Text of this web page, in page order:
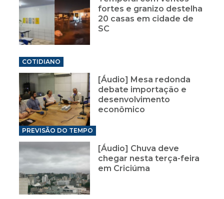
fortes e granizo destelha
20 casas em cidade de
SC
COTIDIANO
[Áudio] Mesa redonda
debate importação e
desenvolvimento
econômico
PREVISÃO DO TEMPO
[Áudio] Chuva deve
chegar nesta terça-feira
em Criciúma